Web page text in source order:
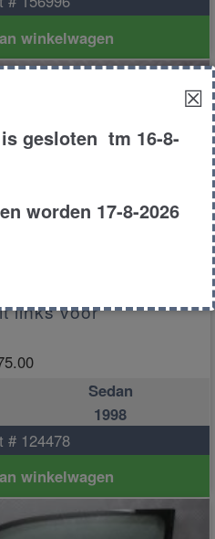
winkelwagen
links voor
Sedan
1998
# 124478
winkelwagen
☒
gesloten tm 16-8-
worden 17-8-2026